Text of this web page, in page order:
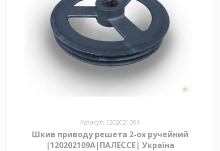
Артикул: 120202109А
Шкив приводу решета 2-ох ручейний
|120202109А|ПАЛЕССЕ| Україна